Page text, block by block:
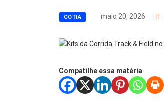
COTIA maio 20, 2026
Compatilhe essa matéria